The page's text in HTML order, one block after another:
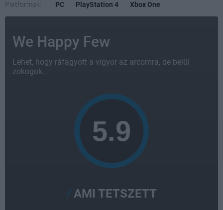
Platformok: PC PlayStation 4 Xbox One
We Happy Few
Lehet, hogy ráfagyott a vigyor az arcomra, de belül
zokogok.
AMI TETSZETT